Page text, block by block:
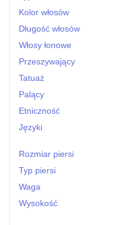
Kolor włosów
Długość włosów
Włosy łonowe
Przeszywający
Tatuaż
Palący
Etniczność
Języki
Rozmiar piersi
Typ piersi
Waga
Wysokość